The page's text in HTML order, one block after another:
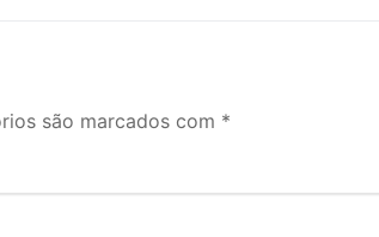
são marcados com *